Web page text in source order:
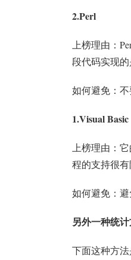
2.Perl
上榜理由：
段代码实现
如何避免：不
1.Visual Basic
上榜理由：
程的支持很
如何避免：避
另外一种统
下面这种方